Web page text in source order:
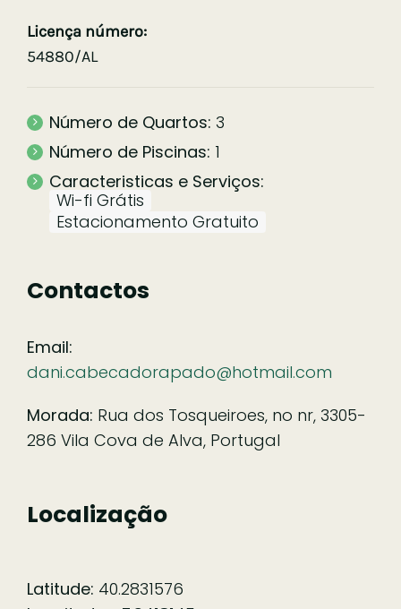
Licença número:
54880/AL
Número de Quartos: 3
Número de Piscinas: 1
Caracteristicas e Serviços:
Wi-fi Grátis
Estacionamento Gratuito
Contactos
Email:
dani.cabecadorapado@hotmail.com
Morada: Rua dos Tosqueiroes, no nr, 3305-
286 Vila Cova de Alva, Portugal
Localização
Latitude: 40.2831576